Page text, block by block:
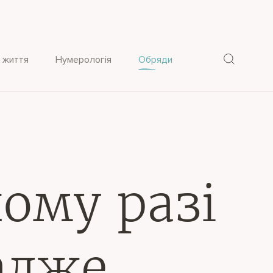
життя Нумерологія Обряди
разі